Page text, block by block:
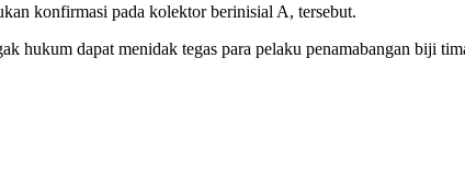
konfirmasi pada kolektor berinisial A, tersebut.
hukum dapat menidak tegas para pelaku penamabangan biji